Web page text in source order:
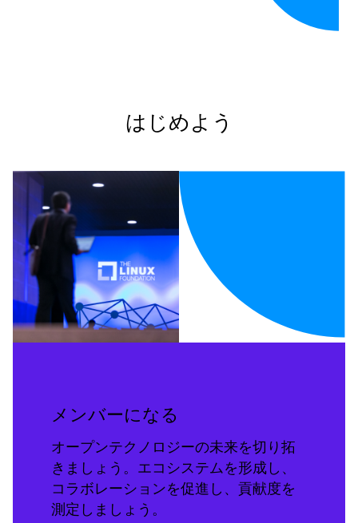
はじめよう
メンバーになる
オープンテクノロジーの未来を切り拓
きましょう。エコシステムを形成し、
コラボレーションを促進し、貢献度を
測定しましょう。